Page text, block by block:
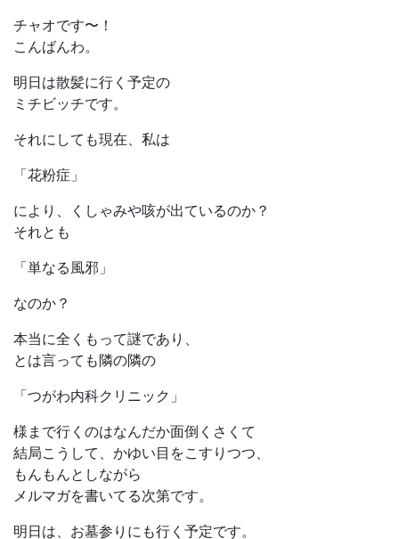
チャオです〜！
こんばんわ。
明日は散髪に行く予定の
ミチビッチです。
それにしても現在、私は
「花粉症」
により、くしゃみや咳が出ているのか？
それとも
「単なる風邪」
なのか？
本当に全くもって謎であり、
とは言っても隣の隣の
「つがわ内科クリニック」
様まで行くのはなんだか面倒くさくて
結局こうして、かゆい目をこすりつつ、
もんもんとしながら
メルマガを書いてる次第です。
明日は、お墓参りにも行く予定です。